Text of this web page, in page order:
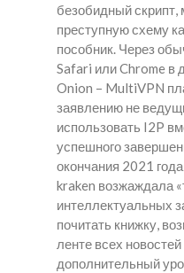
безобидный скрипт,
преступную схему
пособник. Через
Safari или Chrome в
Onion – MultiVPN
заявлению не
использовать I2P
успешного
окончания 2021
kraken возжаждала
интеллектуальных
почитать книжку,
ленте всех
дополнительный